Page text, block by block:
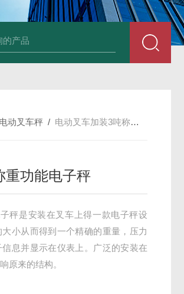
可冲洗电子平台秤 带检重报警输送线75kg
电动叉车秤 / 电动叉车加装3吨称重功能电子秤
重功能电子秤
秤是安装在叉车上得一款电子秤设
小从而得到一个精确的重量，压力
息并显示在仪表上。广泛的安装在
原来的结构。